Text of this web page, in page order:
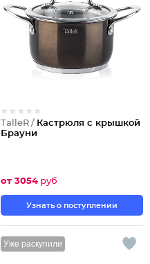
TalleR / Кастрюля с крышкой
Брауни
от 3054 руб
Узнать о поступлении
Уже раскупили